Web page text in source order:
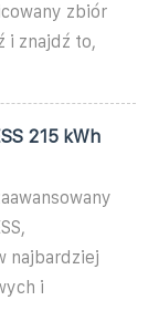
zbiór
i znajdź to,
215 kWh
najbardziej
i